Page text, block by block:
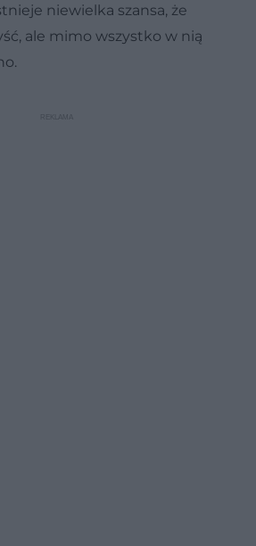
niewielka szansa, że
ale mimo wszystko w nią